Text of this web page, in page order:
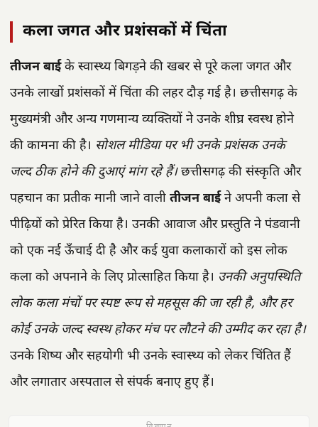
कला जगत और प्रशंसकों में चिंता
तीजन बाईके स्वास्थ्य बिगड़ने की खबर से पूरे कला जगत और
उनके लाखों प्रशंसकों में चिंता की लहर दौड़ गई है। छत्तीसगढ़ के
मुख्यमंत्री और अन्य गणमान्य व्यक्तियों ने उनके शीघ्र स्वस्थ होने
की कामना की है। सोशल मीडिया पर भी उनके प्रशंसक उनके
जल्द ठीक होने की दुआएं मांग रहे हैं।छत्तीसगढ़ की संस्कृति और
पहचान का प्रतीक मानी जाने वाली तीजन बाईने अपनी कला से
पीढ़ियों को प्रेरित किया है। उनकी आवाज और प्रस्तुति ने पंडवानी
को एक नई ऊँचाई दी है और कई युवा कलाकारों को इस लोक
कला को अपनाने के लिए प्रोत्साहित किया है। उनकी अनुपस्थिति
लोक कला मंचों पर स्पष्ट रूप से महसूस की जा रही है, और हर
कोई उनके जल्द स्वस्थ होकर मंच पर लौटने की उम्मीद कर रहा है।
उनके शिष्य और सहयोगी भी उनके स्वास्थ्य को लेकर चिंतित हैं
और लगातार अस्पताल से संपर्क बनाए हुए हैं।